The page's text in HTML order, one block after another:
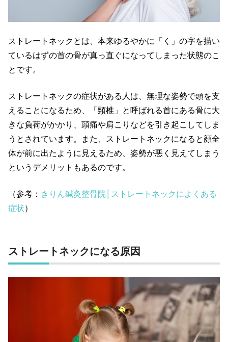
ストレートネックとは、本来ゆるやかに「く」の字を描い
ているはずの首の骨が真っ直ぐになってしまった状態のこ
とです。
ストレートネックの症状がある人は、無理な姿勢で頭を支
えることになるため、「頸椎」と呼ばれる首にある骨に大
きな負荷がかかり、頭痛や肩こりなどを引き起こしてしま
うとされています。また、ストレートネックになると顔全
体が前に出たように見えるため、姿勢が悪く見えてしまう
というデメリットもあるのです。
（参考： きりん鍼灸整骨院│ストレートネックによくある
症状）
ストレートネックになる原因